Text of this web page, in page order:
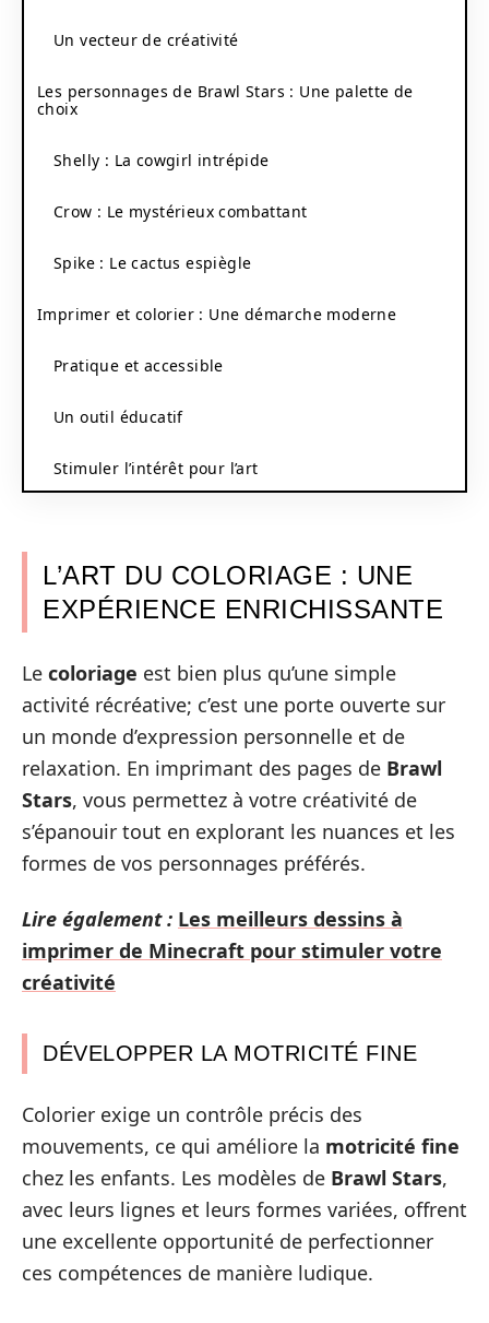
Un vecteur de créativité
Les personnages de Brawl Stars : Une palette de
choix
Shelly : La cowgirl intrépide
Crow : Le mystérieux combattant
Spike : Le cactus espiègle
Imprimer et colorier : Une démarche moderne
Pratique et accessible
Un outil éducatif
Stimuler l’intérêt pour l’art
L’ART DU COLORIAGE : UNE
EXPÉRIENCE ENRICHISSANTE
Le coloriage est bien plus qu’une simple
activité récréative; c’est une porte ouverte sur
un monde d’expression personnelle et de
relaxation. En imprimant des pages de Brawl
Stars, vous permettez à votre créativité de
s’épanouir tout en explorant les nuances et les
formes de vos personnages préférés.
Lire également : Les meilleurs dessins à
imprimer de Minecraft pour stimuler votre
créativité
DÉVELOPPER LA MOTRICITÉ FINE
Colorier exige un contrôle précis des
mouvements, ce qui améliore la motricité fine
chez les enfants. Les modèles de Brawl Stars,
avec leurs lignes et leurs formes variées, offrent
une excellente opportunité de perfectionner
ces compétences de manière ludique.